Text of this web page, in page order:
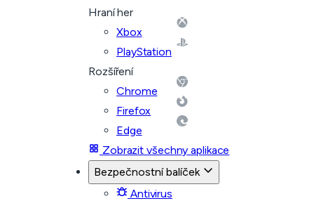
Hraní her
Xbox
PlayStation
Rozšíření
Chrome
Firefox
Edge
Zobrazit všechny aplikace
Bezpečnostní balíček
Antivirus